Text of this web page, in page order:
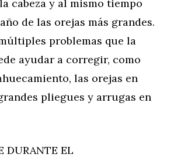
cabeza y al mismo tiempo
de las orejas más grandes.
problemas que la
ayudar a corregir, como
las orejas en
pliegues y arrugas en
DURANTE EL